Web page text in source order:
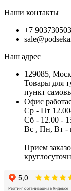
Наши контакты
+7
Наш адрес
129085,
Товары для
пункт
Офис
Ср - Пт
Сб - 12.00 -
Вс , Пн, Вт -
Прием